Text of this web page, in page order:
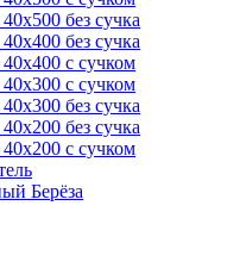
без сучка
без сучка
с сучком
с сучком
без сучка
без сучка
с сучком
Берёза